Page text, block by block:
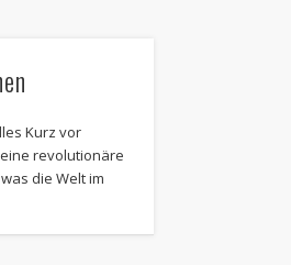
Kurz vor
revolutionäre
die Welt im